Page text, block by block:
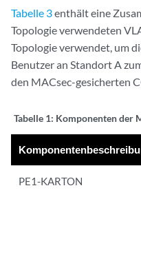
Tabelle 3enthält eine
Topologie verwendeten
Topologie verwendet, um
Benutzer an Standort A
den MACsec-gesicherten
Tabelle 1: Komponenten der
PE1-KARTON